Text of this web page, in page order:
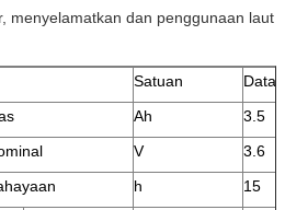
menyelamatkan dan penggunaan laut
Satuan
Data
Ah
3.5
V
3.6
h
15